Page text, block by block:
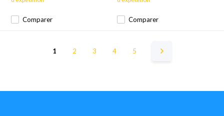
Comparer Comparer
1 2 3 4 5